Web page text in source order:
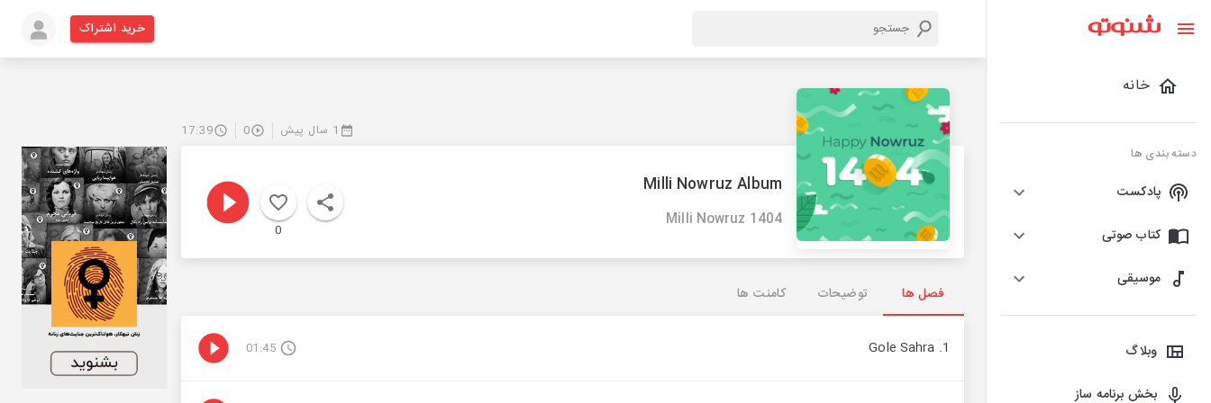
خانه
دسته بندی ها
پادکست
کتاب صوتی
موسیقی
وبلاگ
بخش برنامه ساز
خرید اشتراک
1 سال پیش 0
17:39
Milli Nowruz Album
Milli Nowruz 1404
0
فصل ها توضیحات کامنت ها
1. Gole Sahra
01:45